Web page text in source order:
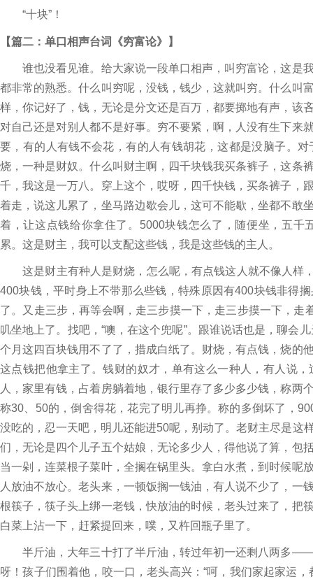
“十块”！
【篇二：单口相声台词《穷富论》】
谁也没看见谁。给大家说一段单口相声，叫穷富论，这是
都非常的熟悉。什么叫穷呢，没钱，钱少，这就叫穷。什么叫
样，你记好了，钱，无论是分文还是百万，都要掷地有声，该
对自己还是对别人都不是好事。穷不要紧，啊，人没有生下来
要，有的人有钱不会花，有的人有钱胡花，这都是没脑子。
烧，一种是财奴。什么叫财主啊，四千块钱我买条裤子，这条
千，我这是一万八。穿上这个，哎呀，四千快钱，买条裤子，
着走，说这儿累了，坐马路边歇会儿，这可不能歇，坐都不敢
着，让这点钱给你拿住了。5000块钱怎么了，随便坐，五
累。这是财主，我可以支配这些钱，我是这些钱的主人。
这是财主有种人是财烧，怎么呢，有点钱这人就不像人样
400块钱，平时身上不带那么些钱，特殊原因有400块钱非得
了。又走三步，再等会啊，走三步摸一下，走三步摸一下，走
叽坐地上了。找吧，“噢，在这个兜呢”。跟谁说话也是，聊会
个月这四百块钱用不了了，措成白纸了。财烧，有点钱，烧
这点钱把他拿主了。钱财的奴才，单有这么一种人，有人说
人，家里有钱，占着房躺着地，银行里存了多少多少钱，称两
称30、50的，倒舍得花，花完了明儿再挣。称的多倒坏了，
没吃的，忍一天吧，明儿还能进50呢，别动了。老财主尽是这
们，无论是四个儿子五个姑娘，无论多少人，得他说了算，包
当一剁，连菜根子菜叶，全搁在锅里头。拿白水煮，到时候呢
人放油不放心。老头来，一顿饭搁一钱油，有人说不少了，一
根筷子，筷子头上绑一老钱，快放油的时候，老头过来了，把
白菜上沾一下，赶紧提回来，噗，又杵回瓶子里了。
半斤油，大年三十打了半斤油，转过年初一还剩八两多――
呀！孩子们围着他，咬一口，老头高兴：“呵，我们家起家运